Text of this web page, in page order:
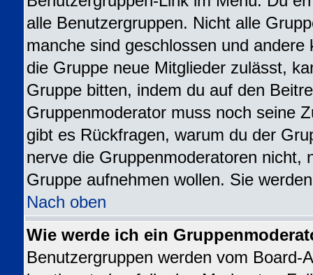
alle Benutzergruppen. Nicht alle
manche sind geschlossen und
die Gruppe neue Mitglieder zulässt,
Gruppe bitten, indem du auf den
Gruppenmoderator muss noch seine
gibt es Rückfragen, warum du der
nerve die Gruppenmoderatoren nicht,
Gruppe aufnehmen wollen. Sie
Nach oben
Wie werde ich ein
Benutzergruppen werden vom Board-